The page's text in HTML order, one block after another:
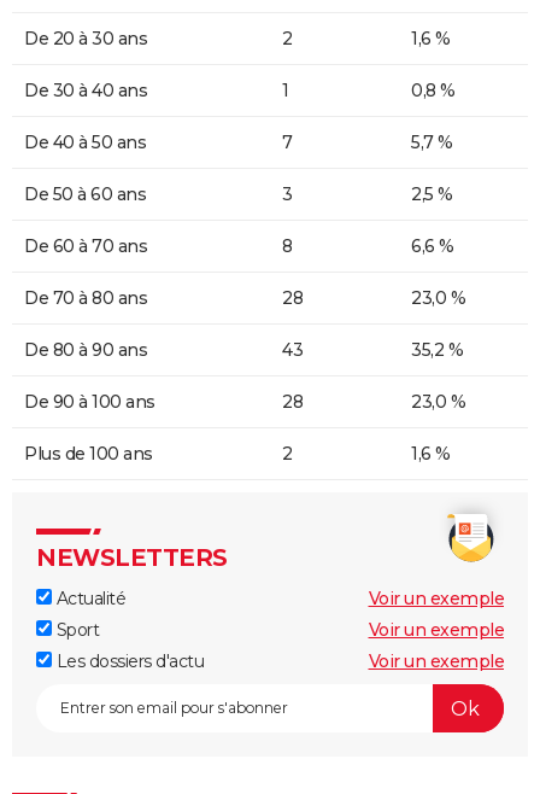
De 20 à 30 ans 2 1,6 %
De 30 à 40 ans 1 0,8 %
De 40 à 50 ans 7 5,7 %
De 50 à 60 ans 3 2,5 %
De 60 à 70 ans 8 6,6 %
De 70 à 80 ans 28 23,0 %
De 80 à 90 ans 43 35,2 %
De 90 à 100 ans 28 23,0 %
Plus de 100 ans 2 1,6 %
NEWSLETTERS
Actualité
Voir un exemple
Sport
Voir un exemple
Les dossiers d'actu
Voir un exemple